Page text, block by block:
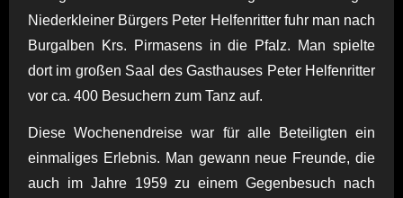
Niederkleiner Bürgers Peter Helfenritter fuhr man nach
Burgalben Krs. Pirmasens in die Pfalz. Man spielte
dort im großen Saal des Gasthauses Peter Helfenritter
vor ca. 400 Besuchern zum Tanz auf.
Diese Wochenendreise war für alle Beteiligten ein
einmaliges Erlebnis. Man gewann neue Freunde, die
auch im Jahre 1959 zu einem Gegenbesuch nach